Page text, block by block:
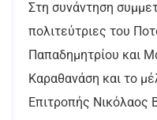
Στη συνάντηση
πολιτεύτριες του
Παπαδημητρίου και
Καραθανάση και το
Επιτροπής Νικόλαος